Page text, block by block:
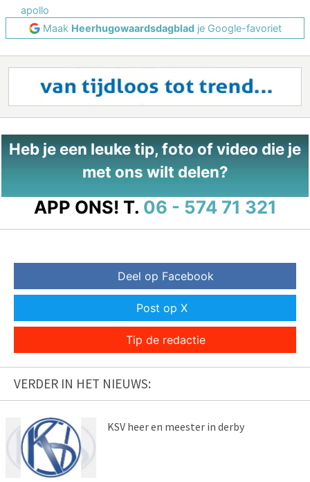
apollo
Maak Heerhugowaardsdagbladje Google-favoriet
Heb je een leuke tip, foto of video die je
met ons wilt delen?
APP ONS! T. 06 - 574 71 321
Deel op Facebook
Post op X
Tip de redactie
VERDER IN HET NIEUWS:
KSV heer en meester in derby